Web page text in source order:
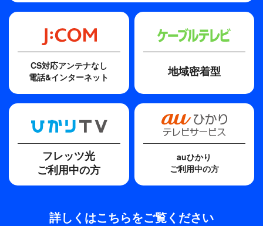
CS対応アンテナなし
電話&インターネット
地域密着型
フレッツ光
ご利用中の方
auひかり
ご利用中の方
詳しくはこちらをご覧ください